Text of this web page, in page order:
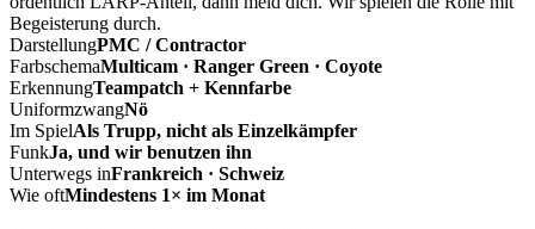
Begeisterung durch.
DarstellungPMC / Contractor
FarbschemaMulticam · Ranger Green · Coyote
ErkennungTeampatch + Kennfarbe
UniformzwangNö
Im SpielAls Trupp, nicht als Einzelkämpfer
FunkJa, und wir benutzen ihn
Unterwegs inFrankreich · Schweiz
Wie oftMindestens 1× im Monat